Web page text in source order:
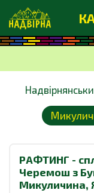
РАФТИНГ -
Черемош з
Микуличина,